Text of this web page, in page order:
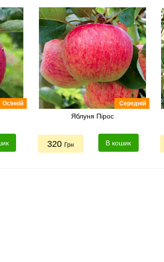
Осінній Середній
Яблуня Пірос
320 Грн В кошик